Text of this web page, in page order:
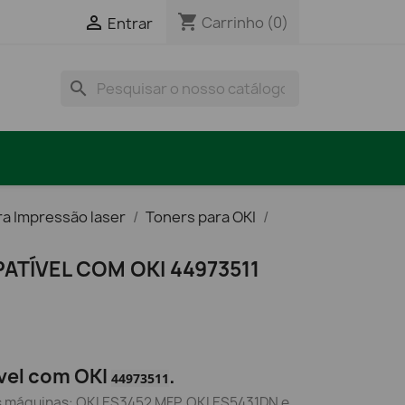
 Entrar shopping_cart Carrinho (0)
search
Impressão laser
Toners para OKI
COM OKI 44973511
com OKI 44973511 .